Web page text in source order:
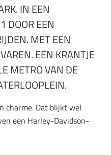
IN EEN
DOOR EEN
MET EEN
EEN KRANTJE
METRO VAN DE
charme. Dat blijkt wel
een Harley-Davidson-